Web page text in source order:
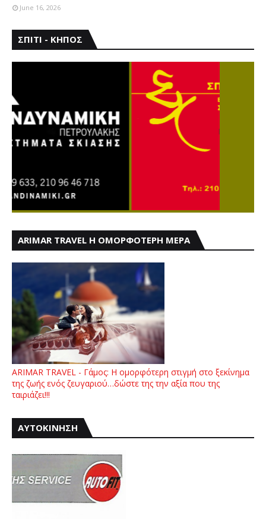
June 16, 2026
ΣΠΙΤΙ - ΚΗΠΟΣ
ARIMAR TRAVEL Η ΟΜΟΡΦΟΤΕΡΗ ΜΕΡΑ
ARIMAR TRAVEL - Γάμος: Η ομορφότερη στιγμή στο ξεκίνημα
της ζωής ενός ζευγαριού…δώστε της την αξία που της
ταιριάζει!!!
ΑΥΤΟΚΙΝΗΣΗ